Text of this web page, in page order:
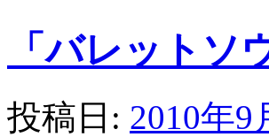
「バレットソ
投稿日: 2010年9